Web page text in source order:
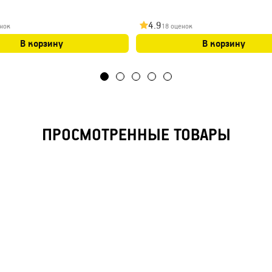
В корзину
4.918 оценок
В корзину
ПРОСМОТРЕННЫЕ ТОВАРЫ